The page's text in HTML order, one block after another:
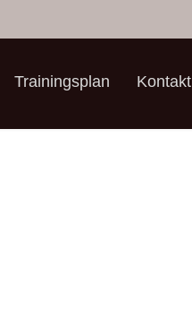
Trainingsplan Kontakt